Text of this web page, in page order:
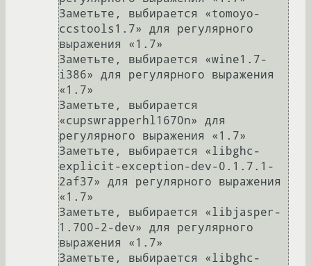
Заметьте, выбирается «tomoyo-
ccstools1.7» для регулярного
выражения «1.7»
Заметьте, выбирается «wine1.7-
i386» для регулярного выражения
«1.7»
Заметьте, выбирается
«cupswrapperhl1670n» для
регулярного выражения «1.7»
Заметьте, выбирается «libghc-
explicit-exception-dev-0.1.7.1-
2af37» для регулярного выражения
«1.7»
Заметьте, выбирается «libjasper-
1.700-2-dev» для регулярного
выражения «1.7»
Заметьте, выбирается «libghc-